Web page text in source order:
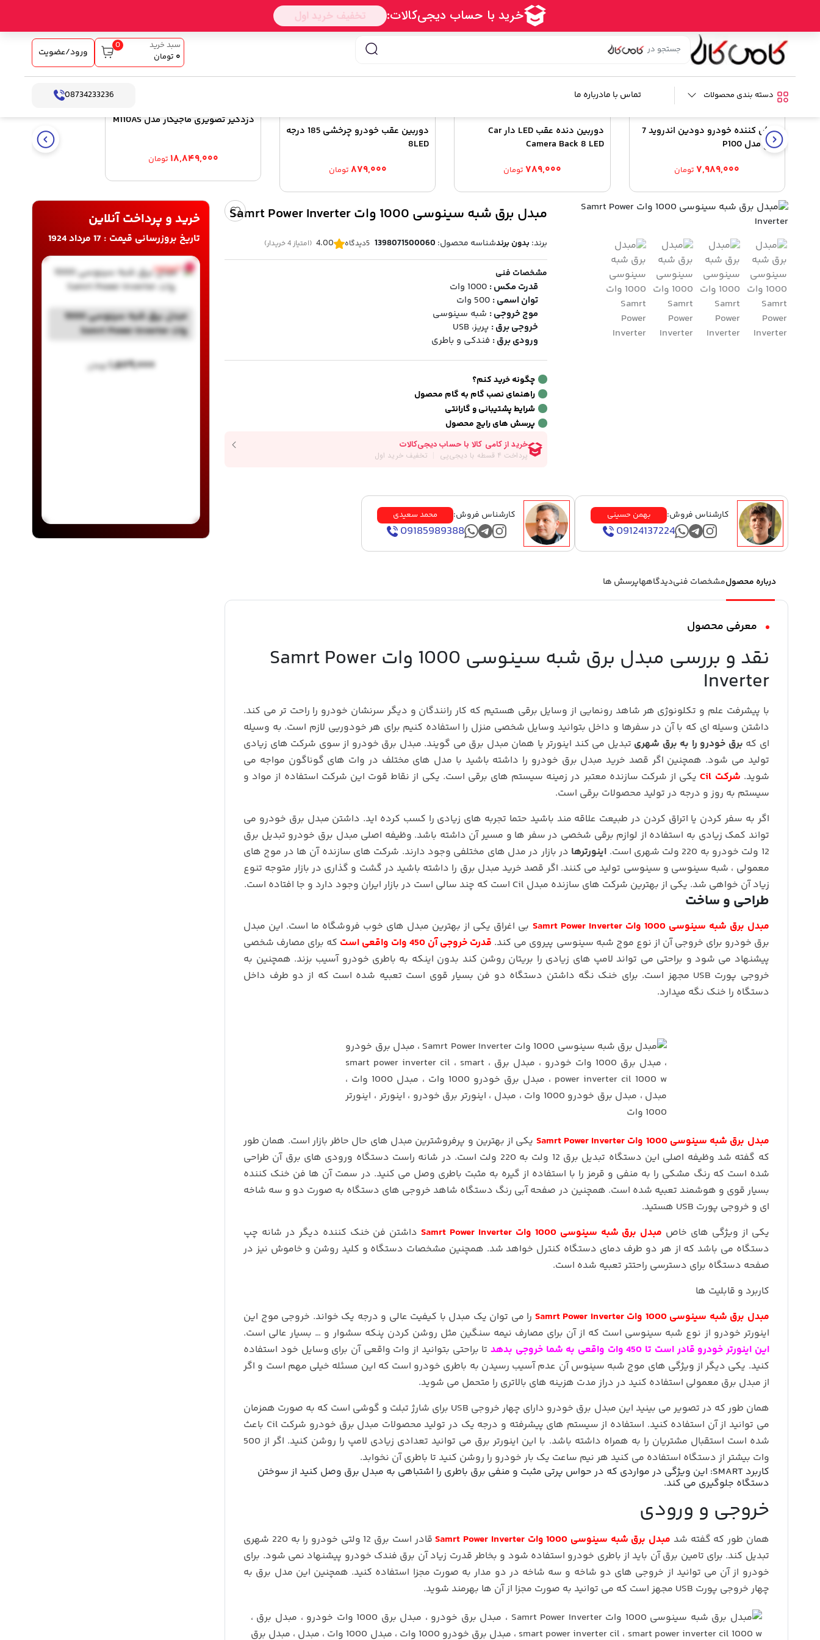
0
۰ تومان
سبد خرید
ورود/عضویت
دسته بندی محصولات تماس با مادرباره ما 08734233236
/ مبدل برق شبه سینوسی 1000 وات Samrt Power Inverter
کالای مشابه
پخش کننده خودرو دودین اندروید 7
اینچ مدل P100
۷,۹۸۹,۰۰۰ تومان
دوربین دنده عقب LED دار Car
Camera Back 8 LED
۷۸۹,۰۰۰ تومان
دوربین عقب خودرو چرخشی 185 درجه
8LED
۸۷۹,۰۰۰ تومان
دزدگیر تصویری ماجیکار مدل M110AS
۱۸,۸۴۹,۰۰۰ تومان
مبدل برق شبه سینوسی 1000 وات Samrt Power Inverter
برند: بدون برندشناسه محصول: 1398071500060
5دیدگاه 4.00 (امتیاز 4 خریدار)
مشخصات فنی
قدرت مکس : 1000 وات
توان اسمی : 500 وات
موج خروجی : شبه سینوسی
خروجی برق : پریز، USB
ورودی برق : فندکی و باطری
چگونه خرید کنم؟
راهنمای نصب گام به گام محصول
شرایط پشتیبانی و گارانتی
پرسش های رایج محصول
کارشناس فروش: بهمن حسینی
09124137224
کارشناس فروش: محمد سعیدی
09185989388
درباره محصولمشخصات فنیدیدگاههاپرسش ها
معرفی محصول
نقد و بررسی مبدل برق شبه سینوسی 1000 وات Samrt Power
Inverter
با پیشرفت علم و تکلونوژی هر شاهد رونمایی از وسایل برقی هستیم که کار رانندگان و دیگر سرنشان خودرو را راحت تر می کند.
داشتن وسیله ای که با آن در سفرها و داخل بتوانید وسایل شخصی منزل را استفاده کنیم برای هر خودوریی لازم است. به وسیله
ای که برق خودرو را به برق شهری تبدیل می کند اینورتر یا همان مبدل برق می گویند. مبدل برق خودرو از سوی شرکت های زیادی
تولید می شود. همچنین اگر قصد خرید مبدل برق خودرو را داشته باشید با مدل های مختلف در وات های گوناگون مواجه می
شوید. شرکت Cil
یکی از شرکت سازنده معتبر در زمینه سیستم های برقی است. یکی از نقاط قوت این شرکت استفاده از مواد و
سیستم به روز و درجه در تولید محصولات برقی است.
اگر به سفر کردن یا اتراق کردن در طبیعت علاقه مند باشید حتما تجربه های زیادی را کسب کرده اید. داشتن مبدل برق خودرو می
تواند کمک زیادی به استفاده از لوازم برقی شخصی در سفر ها و مسیر آن داشته باشد. وظیفه اصلی مبدل برق خودرو تبدیل برق
12 ولت خودرو به 220 ولت شهری است.
اینورترها در بازار در مدل های مختلفی وجود دارند. شرکت های سازنده آن ها در موج های
معمولی ، شبه سینوسی و سینوسی تولید می کنند. اگر قصد خرید مبدل برق را داشته باشید در گشت و گذاری در بازار متوجه تنوع
زیاد آن خواهی شد. یکی از بهترین شرکت های سازنده مبدل Cil است که چند سالی است در بازار ایران وجود دارد و جا افتاده است.
طراحی و ساخت
مبدل برق شبه سینوسی 1000 وات Samrt Power Inverter
بی اغراق یکی از بهترین مبدل های خوب فروشگاه ما است. این مبدل
برق خودرو برای خروجی آن از نوع موج شبه سینوسی پیروی می کند. قدرت خروجی آن 450 وات واقعی است
که برای مصارف شخصی
پیشنهاد می شود و براحتی می تواند لامپ های زیادی را بریتان روشن کند بدون اینکه به باطری خودرو آسیب بزند. همچنین به
خروجی پورت USB مجهز است. برای خنک نگه داشتن دستگاه دو فن بسیار قوی است تعبیه شده است که از دو طرف داخل
دستگاه را خنک نگه میدارد.
مبدل برق شبه سینوسی 1000 وات Samrt Power Inverter
یکی از بهترین و پرفروشترین مبدل های حال حاظر بازار است. همان طور
که گفته شد وظیفه اصلی این دستگاه تبدیل برق 12 ولت به 220 ولت است. در شانه راست دستگاه ورودی های برق آن طراحی
شده است که رنگ مشکی را به منفی و قرمز را با استفاده از گیره به مثبت باطری وصل می کنید. در سمت آن ها فن خنک کننده
بسیار قوی و هوشمند تعبیه شده است. همچنین در صفحه آبی رنگ دستگاه شاهد خروجی های دستگاه به صورت دو و سه شاخه
ای و خروجی پورت USB هستید.
یکی از ویژگی های خاص مبدل برق شبه سینوسی 1000 وات Samrt Power Inverter
داشتن فن خنک کننده دیگر در شانه چپ
دستگاه می باشد که از هر دو طرف دمای دستگاه کنترل خواهد شد. همچنین مشخصات دستگاه و کلید روشن و خاموش نیز در
صفحه دستگاه برای دسترسی راحتتر تعبیه شده است.
کاربرد و قابلیت ها
مبدل برق شبه سینوسی 1000 وات Samrt Power Inverter
را می توان یک مبدل با کیفیت عالی و درجه یک خواند. خروجی موج این
اینورتر خودرو از نوع شبه سینوسی است که از آن برای مصارف نیمه سنگین مثل روشن کردن پنکه سشوار و … بسیار عالی است.
این اینورتر خودرو قادر است تا 450 وات واقعی به شما خروجی بدهد
تا براحتی بتوانید از وات واقعی آن برای وسایل خود استفاده
کنید. یکی دیگر از ویژگی های موج شبه سینوس آن عدم آسیب رسیدن به باطری خودرو است که این مسئله خیلی مهم است و اگر
از مبدل برق معمولی استفاده کنید در دراز مدت هزینه های بالاتری را متحمل می شوید.
همان طور که در تصویر می بینید این مبدل برق خودرو دارای چهار خروجی USB برای شارژ تبلت و گوشی است که به صورت همزمان
می توانید از آن استفاده کنید. استفاده از سیستم های پیشرفته و درجه یک در تولید محصولات مبدل برق خودرو شرکت Cil باعث
شده است استقبال مشتریان را به همراه داشته باشد. با این اینورتر برق می توانید تعدادی زیادی لامپ را روشن کنید. اگر از 500
وات بیشتر از دستگاه استفاده می کنید هر نیم ساعت یک بار خودرو را روشن کنید تا باطری آن نخوابد.
کاربرد SMART: این ویژگی در مواردی که در حواس پرتی مثبت و منفی برق باطری را اشتباهی به مبدل برق وصل کنید از سوختن
دستگاه جلوگیری می کند.
خروجی و ورودی
همان طور که گفته شد مبدل برق شبه سینوسی 1000 وات Samrt Power Inverter
قادر است برق 12 ولتی خودرو را به 220 شهری
تبدیل کند. برای تامین برق آن باید از باطری خودرو استفاده شود و بخاطر قدرت زیاد آن برق فندک خودرو پیشنهاد نمی شود. برای
خودرو از آن می توانید از خروجی های دو شاخه و سه شاخه در دو مدار به صورت مجزا استفاده کنید. همچنین این مدل برق به
چهار خروجی پورت USB مجهز است که می توانید به صورت مجزا از آن ها بهرمند شوید.
خرید و پرداخت آنلاین
تاریخ بروزرسانی قیمت : 17 مرداد 1924
ناموجود
مبدل برق شبه سینوسی 1000
وات Samrt Power Inverter
۱,۵۷۹,۰۰۰ تومان